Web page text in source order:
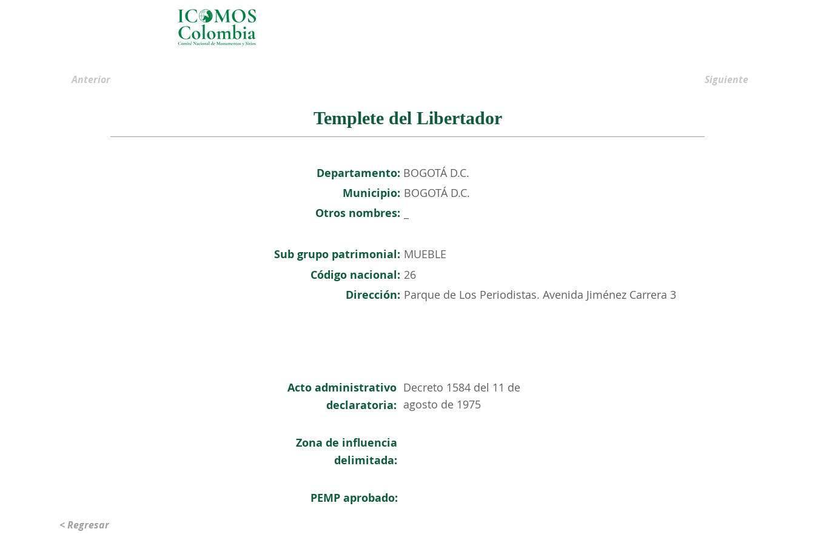
Anterior Siguiente
Templete del Libertador
Departamento: BOGOTÁ D.C.
Municipio: BOGOTÁ D.C.
Otros nombres:
Sub grupo patrimonial: MUEBLE
Código nacional: 26
Dirección: Parque de Los Periodistas. Avenida Jiménez Carrera 3
Acto administrativo
declaratoria:
Decreto 1584 del 11 de
agosto de 1975
Zona de influencia
delimitada:
< Regresar
PEMP aprobado: